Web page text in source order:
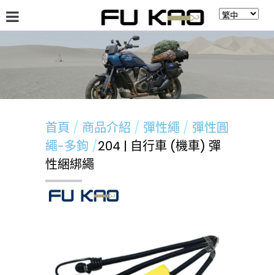
最新消息 留言板
首頁 商品介紹 彈性繩
彈性圓
繩-多鉤
204 | 自行車 (機車) 彈
性綑綁繩